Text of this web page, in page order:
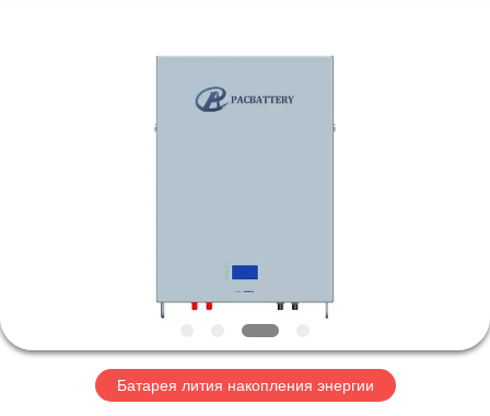
ПУТЕШЕСТВИЕ
ФАБРИКИБатарея лития накопления энергии